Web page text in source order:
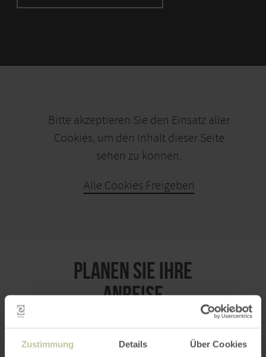
Zustimmung Details Über Cookies
Bitte akzeptieren Sie den Einsatz aller
Cookies, um den Inhalt dieser Seite
sehen zu können.
Alle Cookies Freigeben
PLANEN SIE IHRE
ANREISE